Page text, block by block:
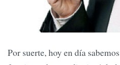
Por suerte, hoy en día